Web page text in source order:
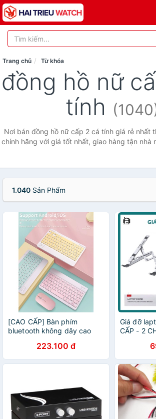
Trang chủ Từ khóa
đồng hồ nữ
tính
Nơi bán đồng hồ nữ cấp 2 cá tính giá rẻ nhất
chính hãng với giá tốt nhất, giao hàng tận nhà
1.040 Sản Phẩm
[CAO CẤP] Bàn phím
bluetooth không dây cao
USB, dùng cho Máy
tính/Máy tính bảng/Điện
thoại
223.100 đ
Giá đỡ
CẤP - 2
tản nhiệt,
lực siêu